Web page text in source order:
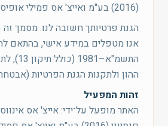
(2016) בע"מ ואייצ' אס פמילי אופיס בע"מ.
הגנת פרטיותך חשובה לנו. מסמך זה
אנו מטפלים במידע אישי, בהתאם
ההון ולתקנות הגנת הפרטיות
זהות המפעיל
האתר מופעל על־ידי: אייצ' אס